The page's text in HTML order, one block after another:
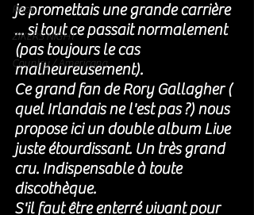
Rock
ZIKERS NIGHT
Country / Americana
je promettais une grande carrière
... si tout ce passait normalement
(pas toujours le cas
malheureusement).
Ce grand fan de Rory Gallagher (
quel Irlandais ne l'est pas ?) nous
propose ici un double album Live
juste étourdissant. Un très grand
cru. Indispensable à toute
discothèque.
S'il faut être enterré vivant pour